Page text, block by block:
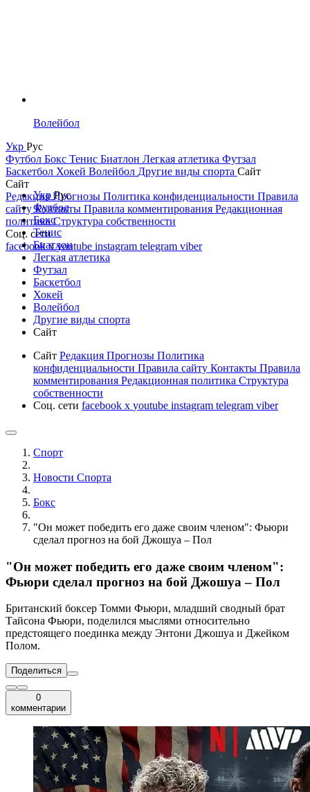
Волейбол
Укр Рус
Футбол Бокс Тенис Биатлон Легкая атлетика Футзал
Баскетбол Хокей Волейбол Другие виды спорта Сайт
Сайт
РедакцияПрогнозы Политика конфиденциальности Правила
сайтуКонтакты Правила комментирования Редакционная
политикаСтруктура собственности
Соц. сети
facebookxyoutube instagram telegram viber
УкрРус
Футбол
Бокс
Тенис
Биатлон
Легкая атлетика
Футзал
Баскетбол
Хокей
Волейбол
Другие виды спорта
Сайт
Сайт Редакция Прогнозы Политика
конфиденциальности Правила сайту Контакты Правила
комментирования Редакционная политика Структура
собственности
Соц. сети facebook x youtube instagram telegram viber
Спорт
Новости Cпорта
Бокс
"Он может победить его даже своим членом": Фьюри
сделал прогноз на бой Джошуа – Пол
"Он может победить его даже своим членом":
Фьюри сделал прогноз на бой Джошуа – Пол
Британский боксер Томми Фьюри, младший сводный брат
Тайсона Фьюри, поделился мыслями относительно
предстоящего поединка между Энтони Джошуа и Джейком
Полом.
Поделиться
0
комментарии